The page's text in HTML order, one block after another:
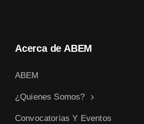
Acerca de ABEM
ABEM
¿Quienes Somos?
Convocatorias Y Eventos